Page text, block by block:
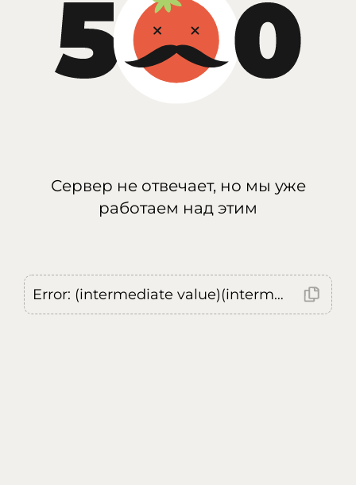
Сервер не отвечает, но мы уже
работаем над этим
Error: (intermediate value)(intermediate value)(intermediate value).replaceAll is not a function